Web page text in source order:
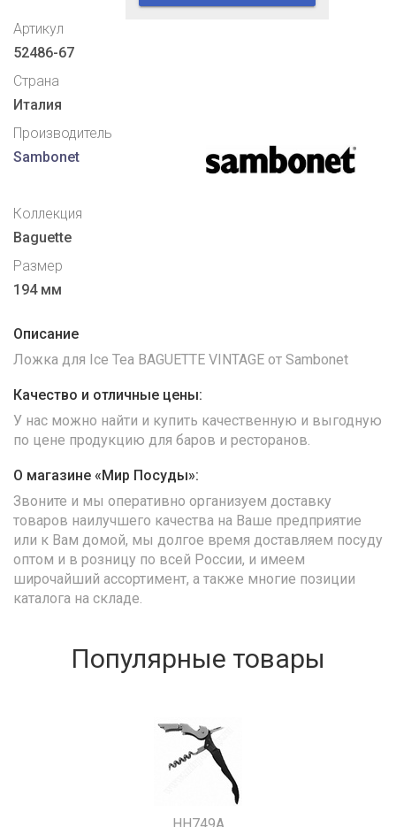
Артикул
52486-67
Страна
Италия
Производитель
Sambonet
Коллекция
Baguette
Размер
194 мм
Описание
Ложка для Ice Tea BAGUETTE VINTAGE от Sambonet
Качество и отличные цены:
У нас можно найти и купить качественную и выгодную
по цене продукцию для баров и ресторанов.
О магазине «Мир Посуды»:
Звоните и мы оперативно организуем доставку
товаров наилучшего качества на Ваше предприятие
или к Вам домой, мы долгое время доставляем посуду
оптом и в розницу по всей России, и имеем
широчайший ассортимент, а также многие позиции
каталога на складе.
Популярные товары